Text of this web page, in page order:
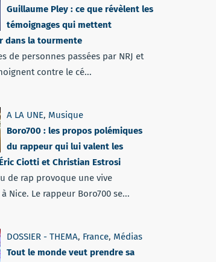
Guillaume Pley : ce que révèlent les
témoignages qui mettent
dans la tourmente
de personnes passées par NRJ et
contre le cé...
A LA UNE, Musique
Boro700 : les propos polémiques
du rappeur qui lui valent les
Ciotti et Christian Estrosi
de rap provoque une vive
Nice. Le rappeur Boro700 se...
DOSSIER - THEMA, France, Médias
Tout le monde veut prendre sa